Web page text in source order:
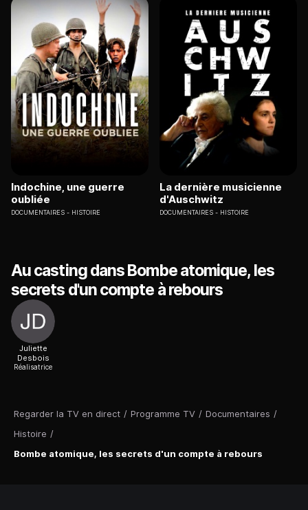
Regarder la TV en direct / Programme TV / Documentaires /
Histoire /
Bombe atomique, les secrets d'un compte à rebours
Indochine, une guerre
oubliée
DOCUMENTAIRES HISTOIRE
La dernière musicienne
d'Auschwitz
DOCUMENTAIRES HISTOIRE
Au casting dans Bombe atomique, les
secrets d'un compte à rebours
Juliette
Desbois
Réalisatrice